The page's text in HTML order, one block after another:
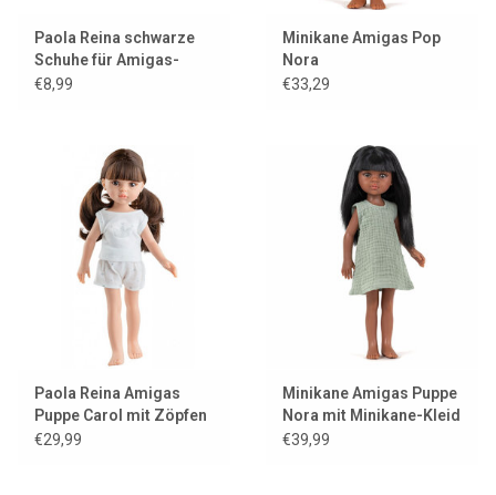
Paola Reina schwarze
Schuhe für Amigas-
Puppen
€8,99
Minikane Amigas Pop
Nora
€33,29
Paola Reina Amigas
Puppe Carol mit Zöpfen
im Haar
€29,99
Minikane Amigas Puppe
Nora mit Minikane-Kleid
€39,99